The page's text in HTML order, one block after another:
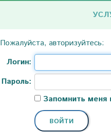
Пожалуйста, авторизуйтесь:
Логин:
Пароль:
Запомнить меня